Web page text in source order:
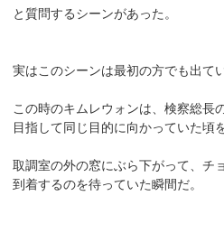
と質問するシーンがあった。
実はこのシーンは最初の方でも出て
この時のキムレウォンは、検察総長
目指して同じ目的に向かっていた頃
取調室の外の窓にぶら下がって、チ
到着するのを待っていた瞬間だ。